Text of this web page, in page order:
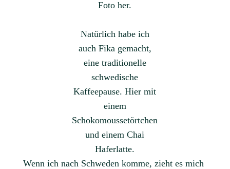
Foto her.
Natürlich habe ich
auch Fika gemacht,
eine traditionelle
schwedische
Kaffeepause. Hier mit
einem
Schokomoussetörtchen
und einem Chai
Haferlatte.
Wenn ich nach Schweden komme, zieht es mich